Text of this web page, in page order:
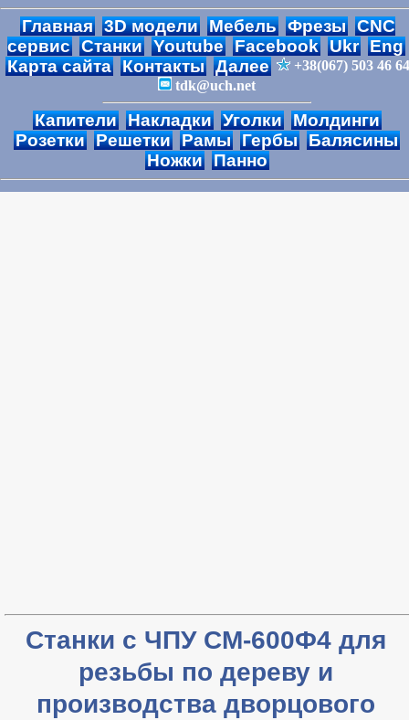
Главная 3D модели Мебель Фрезы CNC
сервис Станки Youtube Facebook Ukr Eng
Карта сайта Контакты Далее
+38(067) 503 46 64
tdk@uch.net
Капители Накладки Уголки Молдинги
Розетки Решетки Рамы Гербы Балясины
Ножки Панно
Станки с ЧПУ СМ-600Ф4 для
резьбы по дереву и
производства дворцового